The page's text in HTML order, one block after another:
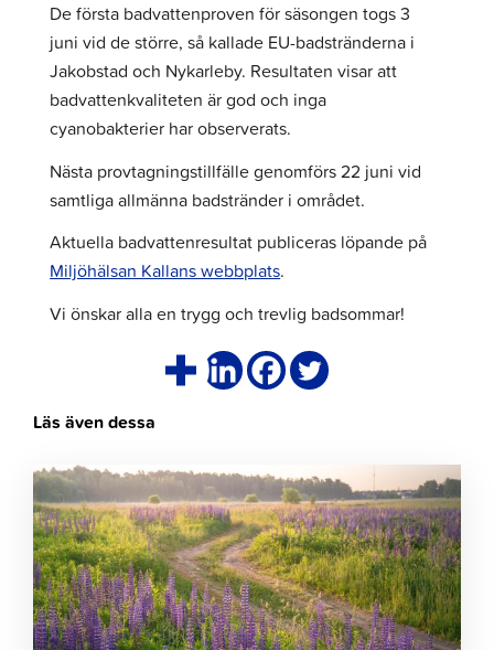
De första badvattenproven för säsongen togs 3
juni vid de större, så kallade EU-badstränderna i
Jakobstad och Nykarleby. Resultaten visar att
badvattenkvaliteten är god och inga
cyanobakterier har observerats.
Nästa provtagningstillfälle genomförs 22 juni vid
samtliga allmänna badstränder i området.
Aktuella badvattenresultat publiceras löpande på
Miljöhälsan Kallans webbplats.
Vi önskar alla en trygg och trevlig badsommar!
Läs även dessa
Klicka
för
att
läsa
artikeln